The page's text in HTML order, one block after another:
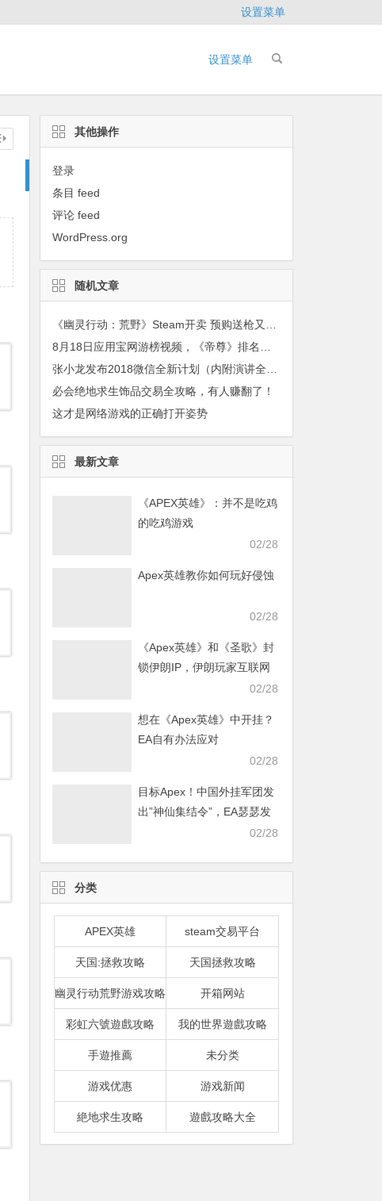
设置菜单
设置菜单
其他操作
登录
条目 feed
评论 feed
WordPress.org
随机文章
必会绝地求生饰品交易全攻略，有人赚翻了！
这才是网络游戏的正确打开姿势
最新文章
《APEX英雄》：并不是吃鸡
的吃鸡游戏
02/28
Apex英雄教你如何玩好侵蚀
02/28
《Apex英雄》和《圣歌》封
锁伊朗IP，伊朗玩家互联网
02/28
想在《Apex英雄》中开挂？
EA自有办法应对
02/28
目标Apex！中国外挂军团发
出”神仙集结令”，EA瑟瑟发
02/28
分类
APEX英雄 steam交易平台
天国:拯救攻略 天国拯救攻略
幽灵行动荒野游戏攻略 开箱网站
彩虹六號遊戲攻略 我的世界遊戲攻略
手遊推薦 未分类
游戏优惠 游戏新闻
絶地求生攻略 遊戲攻略大全